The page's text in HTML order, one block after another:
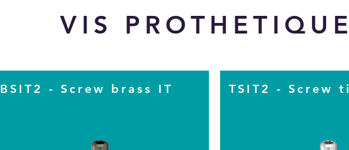
VIS
BSIT2 - Screw brass IT TSIT2 - Screw